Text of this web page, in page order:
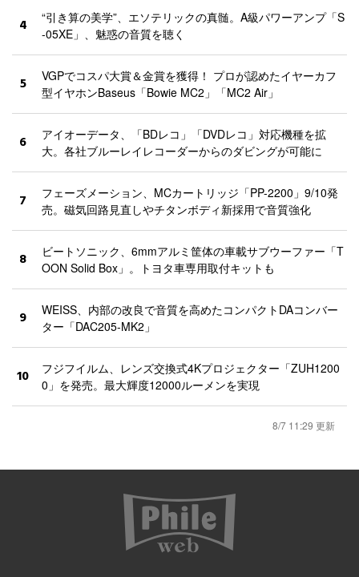
4
“引き算の美学”、エソテリックの真髄。A級パワーアンプ「S
-05XE」、魅惑の音質を聴く
5
VGPでコスパ大賞＆金賞を獲得！ プロが認めたイヤーカフ
型イヤホンBaseus「Bowie MC2」「MC2 Air」
6
アイオーデータ、「BDレコ」「DVDレコ」対応機種を拡
大。各社ブルーレイレコーダーからのダビングが可能に
7
フェーズメーション、MCカートリッジ「PP-2200」9/10発
売。磁気回路見直しやチタンボディ新採用で音質強化
8
ビートソニック、6mmアルミ筐体の車載サブウーファー「T
OON Solid Box」。トヨタ車専用取付キットも
9
WEISS、内部の改良で音質を高めたコンパクトDAコンバー
ター「DAC205-MK2」
10
フジフイルム、レンズ交換式4Kプロジェクター「ZUH1200
0」を発売。最大輝度12000ルーメンを実現
8/7 11:29 更新